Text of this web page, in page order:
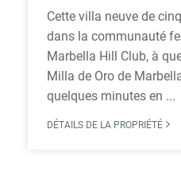
Cette villa neuve de
dans la communauté
Marbella Hill Club, à
Milla de Oro de
quelques minutes en ...
DÉTAILS DE LA PROPRIÉTÉ